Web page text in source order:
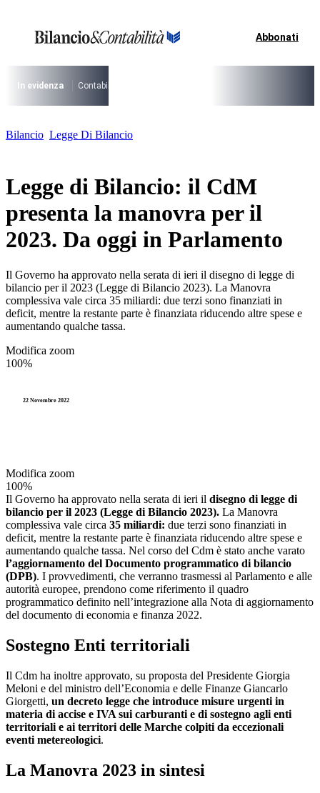
contenuto
I più cercati
Lorem ipsum dolor sit amet consectetur
Abbonati
In evidenza Contabilità Accrual
I più cercati
Lorem ipsum dolor sit amet consectetur
Bilancio Legge Di Bilancio
Legge di Bilancio: il CdM
presenta la manovra per il
2023. Da oggi in Parlamento
Il Governo ha approvato nella serata di ieri il disegno di legge di
bilancio per il 2023 (Legge di Bilancio 2023). La Manovra
complessiva vale circa 35 miliardi: due terzi sono finanziati in
deficit, mentre la restante parte è finanziata riducendo altre spese e
aumentando qualche tassa.
Modifica zoom
100%
22 Novembre 2022
Modifica zoom
100%
Il Governo ha approvato nella serata di ieri il disegno di legge di
bilancio per il 2023 (Legge di Bilancio 2023). La Manovra
complessiva vale circa 35 miliardi: due terzi sono finanziati in
deficit, mentre la restante parte è finanziata riducendo altre spese e
aumentando qualche tassa. Nel corso del Cdm è stato anche varato
l’aggiornamento del Documento programmatico di bilancio
(DPB). I provvedimenti, che verranno trasmessi al Parlamento e alle
autorità europee, prendono come riferimento il quadro
programmatico definito nell’integrazione alla Nota di aggiornamento
del documento di economia e finanza 2022.
Sostegno Enti territoriali
Il Cdm ha inoltre approvato, su proposta del Presidente Giorgia
Meloni e del ministro dell’Economia e delle Finanze Giancarlo
Giorgetti, un decreto legge che introduce misure urgenti in
materia di accise e IVA sui carburanti e di sostegno agli enti
territoriali e ai territori delle Marche colpiti da eccezionali
eventi metereologici.
La Manovra 2023 in sintesi